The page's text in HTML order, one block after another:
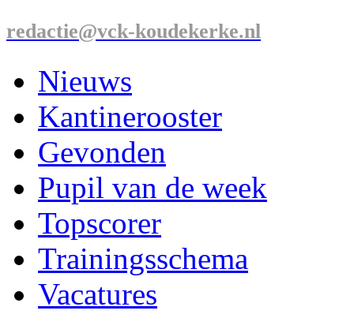
redactie@vck-koudekerke.nl
Nieuws
Kantinerooster
Gevonden
Pupil van de week
Topscorer
Trainingsschema
Vacatures